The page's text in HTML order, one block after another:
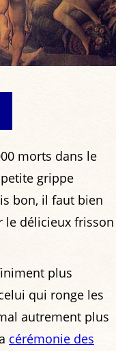
morts dans le
petite grippe
bon, il faut bien
le délicieux frisson
plus
qui ronge les
autrement plus
cérémonie des